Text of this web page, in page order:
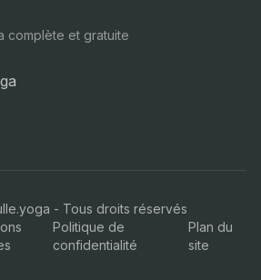
complète et gratuite
- Tous droits réservés
Politique de
confidentialité
Plan du
site